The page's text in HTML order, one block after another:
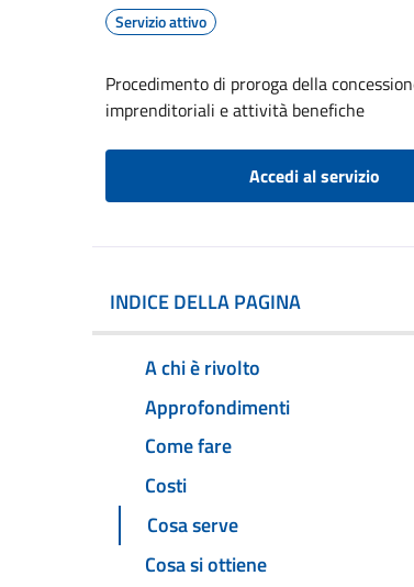
Servizio attivo
Procedimento di proroga della
imprenditoriali e attività benefiche
Accedi al servizio
INDICE DELLA PAGINA
A chi è rivolto
Approfondimenti
Come fare
Costi
Cosa serve
Cosa si ottiene